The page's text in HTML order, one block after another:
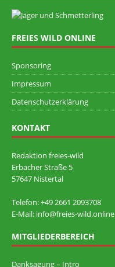
FREIES WILD ONLINE
Sponsoring
Impressum
Datenschutzerklärung
KONTAKT
Redaktion freies-wild
Erbacher Straße 5
57647 Nistertal
Telefon: +49 ‭2661 2093708
E-Mail: info@freies-wild.online
MITGLIEDERBEREICH
Danksagung – Intro